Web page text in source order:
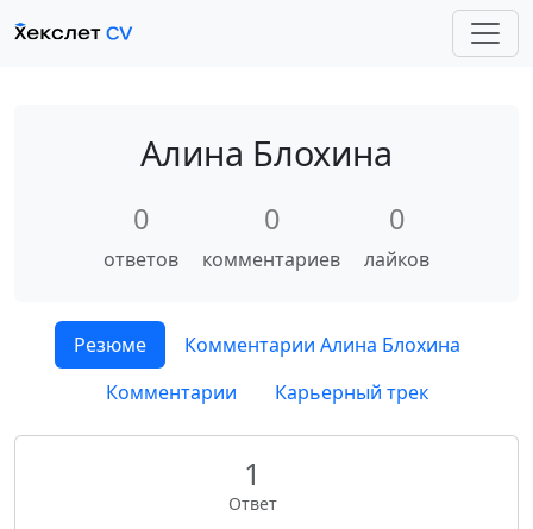
Алина Блохина
0
ответов
0
комментариев
0
лайков
Резюме
Комментарии Алина Блохина
Комментарии
Карьерный трек
1
Ответ